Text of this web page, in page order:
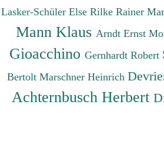
Lasker-Schüler Else Rilke Rainer
Mann Klaus Arndt Ernst
Gioacchino Gernhardt Robert
Bertolt Marschner Heinrich
Achternbusch Herbert